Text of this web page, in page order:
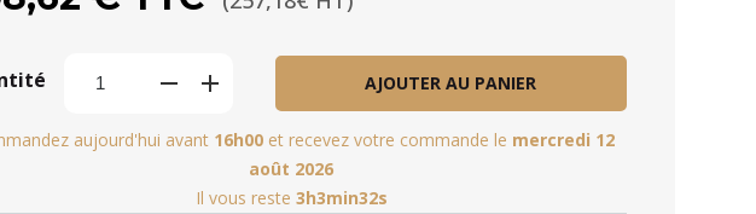
AJOUTER AU PANIER
aujourd'hui avant 16h00et recevez votre commande le mercredi 12
août 2026
Il vous reste 3h3min31s